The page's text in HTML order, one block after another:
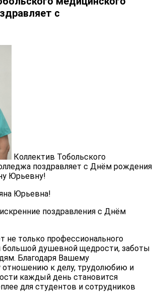
с
Коллектив Тобольского
поздравляет с Днём рождения
Юрьевну!
Юрьевна!
поздравления с Днём
не только профессионального
большой душевной щедрости, заботы
Благодаря Вашему
отношению к делу, трудолюбию и
каждый день становится
для студентов и сотрудников